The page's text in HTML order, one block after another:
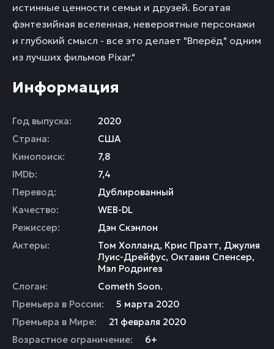
истинные ценности семьи и друзей. Богатая
фэнтезийная вселенная, невероятные персонажи
и глубокий смысл - все это делает "Вперёд" одним
из лучших фильмов Pixar."
Информация
Год выпуска:
2020
Страна:
США
Кинопоиск:
7,8
IMDb:
7,4
Перевод:
Дублированный
Качество:
WEB-DL
Режиссер:
Дэн Скэнлон
Актеры:
Том Холланд, Крис Пратт, Джулия
Луис-Дрейфус, Октавия Спенсер,
Мэл Родригез
Слоган:
Cometh Soon.
Премьера в России:
5 марта 2020
Премьера в Мире:
21 февраля 2020
Возрастное ограничение:
6+